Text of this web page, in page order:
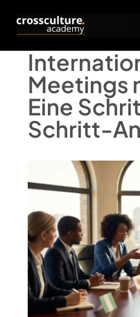
Meetings
Eine
Schritt-